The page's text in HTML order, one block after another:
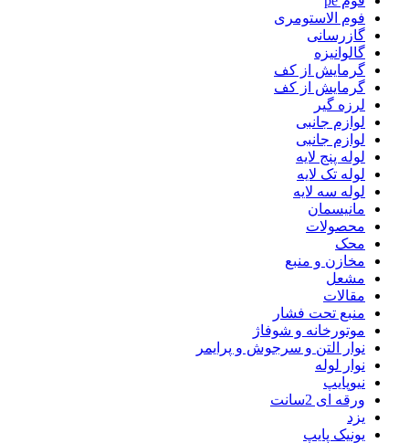
فوم الاستومری
گازرسانی
گالوانیزه
گرمایش از کف
گرمایش از کف
لرزه گیر
لوازم جانبی
لوازم جانبی
لوله پنج لایه
لوله تک لایه
لوله سه لایه
مانیسمان
محصولات
محک
مخازن و منبع
مشعل
مقالات
منبع تحت فشار
موتورخانه و شوفاژ
نوار التن و سرجوش و پرایمر
نوار لوله
نیوپایپ
ورقه ای 2سانت
یزد
یونیک پایپ